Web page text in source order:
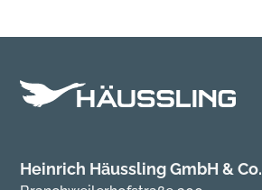
Heinrich Häussling GmbH & Co.